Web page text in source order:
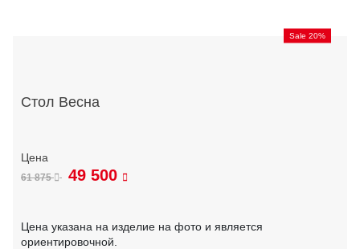
Sale 20%
Стол Весна
61 875 49 500
Цена указана на изделие на фото и является
ориентировочной.